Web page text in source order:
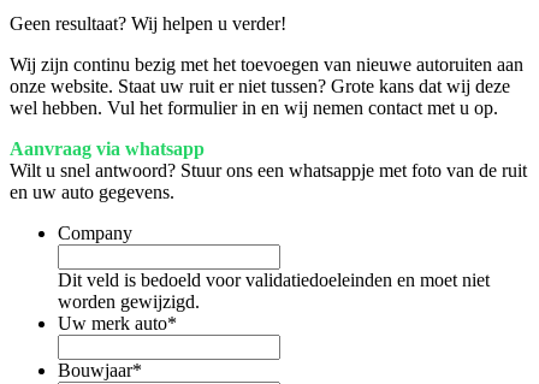
Geen resultaat? Wij helpen u verder!
Wij zijn continu bezig met het toevoegen van nieuwe autoruiten aan
onze website. Staat uw ruit er niet tussen? Grote kans dat wij deze
wel hebben. Vul het formulier in en wij nemen contact met u op.
Aanvraag via whatsapp
Wilt u snel antwoord? Stuur ons een whatsappje met foto van de ruit
en uw auto gegevens.
Company
Dit veld is bedoeld voor validatiedoeleinden en moet niet
worden gewijzigd.
Uw merk auto*
Bouwjaar*